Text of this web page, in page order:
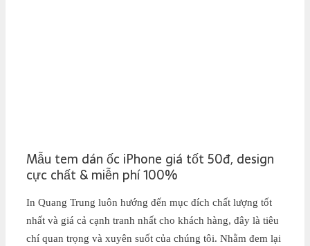
Mẫu tem dán ốc iPhone giá tốt 50đ, design
cực chất & miễn phí 100%
In Quang Trung luôn hướng đến mục đích chất lượng tốt
nhất và giá cả cạnh tranh nhất cho khách hàng, đây là tiêu
chí quan trọng và xuyên suốt của chúng tôi. Nhằm đem lại